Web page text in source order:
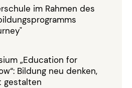
im Rahmen des
„Education for
Bildung neu denken,
gestalten